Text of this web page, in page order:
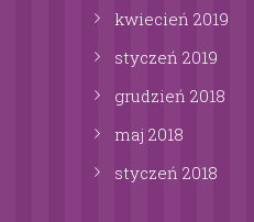
kwiecień 2019
styczeń 2019
grudzień 2018
maj 2018
styczeń 2018